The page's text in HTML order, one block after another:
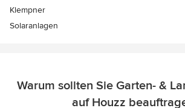
Klempner
Solaranlagen
Warum sollten Sie Garten- &
auf Houzz